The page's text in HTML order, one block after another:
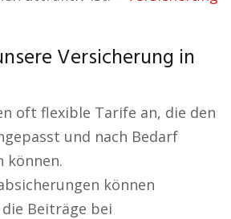
Versicherung in
oft flexible Tarife an, die den
und nach Bedarf
können.
können
Beiträge bei